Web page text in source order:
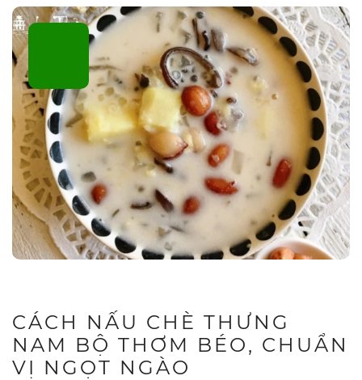
CÁCH NẤU CHÈ THƯNG
NAM BỘ THƠM BÉO, CHUẨN
VỊ NGỌT NGÀO